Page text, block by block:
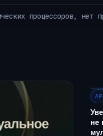
мощные агенты
не